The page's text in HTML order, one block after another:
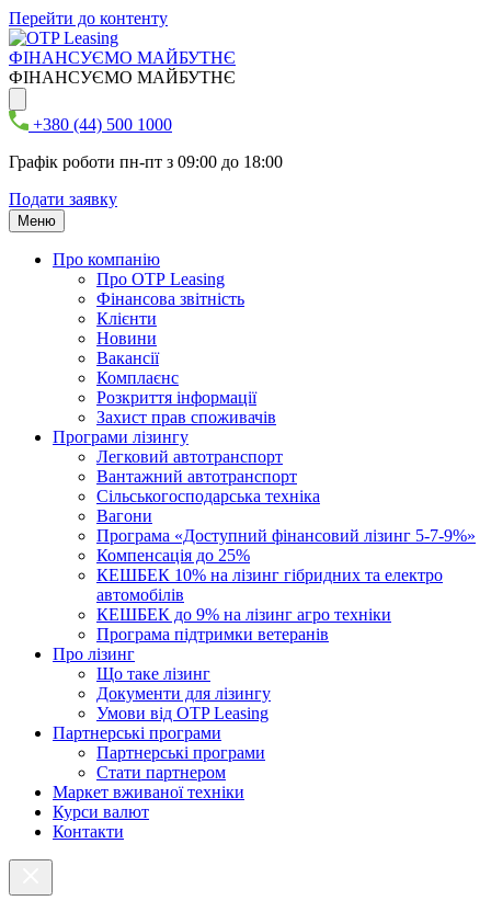
Перейти до контенту
ФІНАНСУЄМО МАЙБУТНЄ
ФІНАНСУЄМО МАЙБУТНЄ
+380 (44) 500 1000
Графік роботи пн-пт з 09:00 до 18:00
Подати заявку
Меню
Про компанію
Про ОТР Leasing
Фінансова звітність
Клієнти
Новини
Вакансії
Комплаєнс
Розкриття інформації
Захист прав споживачів
Програми лізингу
Легковий автотранспорт
Вантажний автотранспорт
Cільськогосподарська техніка
Вагони
Програма «Доступний фінансовий лізинг 5-7-9%»
Компенсація до 25%
КЕШБЕК 10% на лізинг гібридних та електро
автомобілів
КЕШБЕК до 9% на лізинг агро техніки
Програма підтримки ветеранів
Про лізинг
Що таке лізинг
Документи для лізингу
Умови від OTP Leasing
Партнерські програми
Партнерські програми
Стати партнером
Маркет вживаної техніки
Курси валют
Контакти